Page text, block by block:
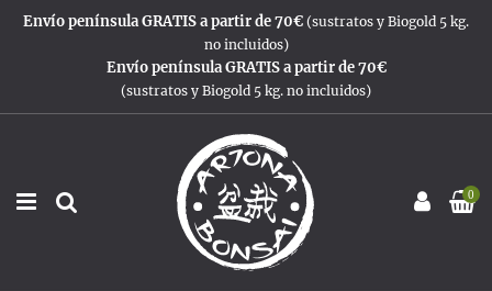
Envío península GRATIS a partir de 70€ (sustratos y Biogold 5 kg.
no incluidos)
Envío península GRATIS a partir de 70€
(sustratos y Biogold 5 kg. no incluidos)
0